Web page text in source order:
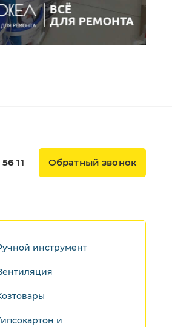
11 Обратный звонок
инструмент
и